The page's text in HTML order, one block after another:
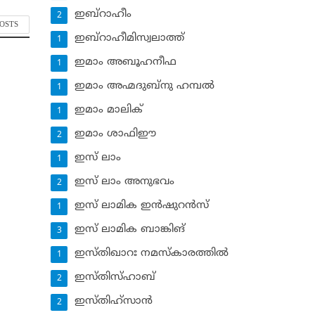
ഇബ്‌റാഹീം
2
ഇബ്‌റാഹീമിസ്വലാത്ത്
1
ഇമാം അബൂഹനീഫ
1
ഇമാം അഹ്മദുബ്‌നു ഹമ്പല്‍
1
ഇമാം മാലിക്
1
ഇമാം ശാഫിഈ
2
ഇസ് ലാം
1
ഇസ് ലാം അനുഭവം
2
ഇസ് ലാമിക ഇന്‍ഷുറന്‍സ്‌
1
ഇസ് ലാമിക ബാങ്കിങ്‌
3
ഇസ്തിഖാറഃ നമസ്‌കാരത്തില്‍
1
ഇസ്തിസ്ഹാബ്
2
ഇസ്തിഹ്‌സാന്‍
2